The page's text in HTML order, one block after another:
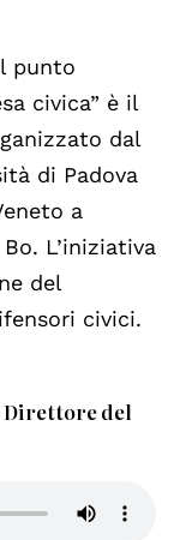
punto
civica” è il
dal
di Padova
a
L’iniziativa
del
civici.
Direttore del